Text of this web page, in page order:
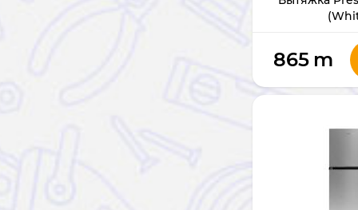
865 m